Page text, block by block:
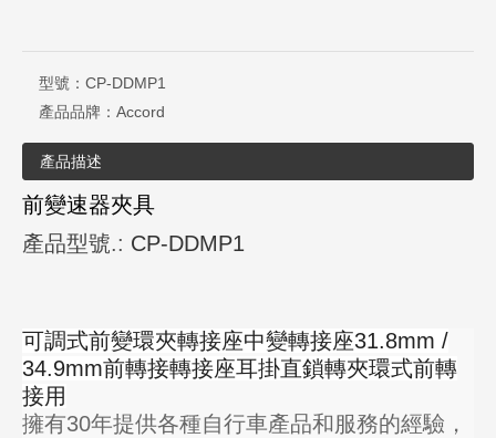
型號： CP-DDMP1
產品品牌： Accord
產品描述
前變速器夾具
產品型號.: CP-DDMP1
可調式前變環夾轉接座中變轉接座31.8mm /
34.9mm前轉接轉接座耳掛直鎖轉夾環式前轉
接用
擁有30年提供各種自行車產品和服務的經驗，